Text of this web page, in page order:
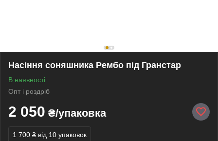
Насіння соняшника Рембо під Гранстар
В наявності
Опт і роздріб
2 050 ₴/упаковка
1 700 ₴ від 10 упаковок